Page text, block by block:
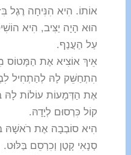
אוֹתוֹ. הִיא הִנִּיחָה רֶגֶל
הוּא הָיָה יַצִּיב, הִיא
עַל הַעֲנַף.
אֵיךְ אוֹצִיא אֶת הַמָּטוֹס
הִתְחַשֵּׁק לָהּ לְהַתְחִיל
אֶת הַדְּמָעוֹת עוֹלוֹת לָהּ
קוֹל כִּרְסוּם לְיָדָהּ.
הִיא סוֹבְבָה אֶת רֹאשָׁהּ
סְנָאִי קָטָן וְכִרְסֵם בַּלּוּט.